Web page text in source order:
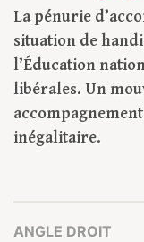
La pénurie
situation de
l’Éducation
libérales. Un
inégalitaire.
ANGLE DROIT